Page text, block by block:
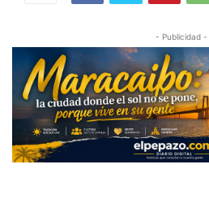
- Publicidad -